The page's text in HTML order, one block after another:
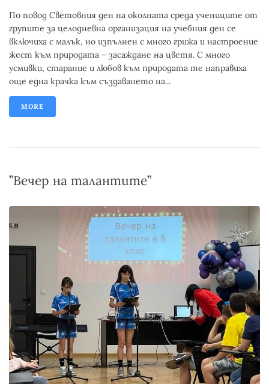
По повод Световния ден на околната среда учениците от
групите за целодневна организация на учебния ден се
включиха с малък, но изпълнен с много грижа и настроение
жест към природата – засаждане на цветя. С много
усмивки, старание и любов към природата те направиха
още една крачка към създаването на...
MORE
”Вечер на талантите”